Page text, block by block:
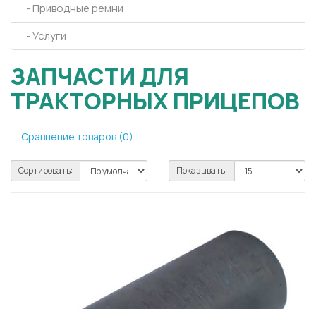
- Приводные ремни
- Услуги
ЗАПЧАСТИ ДЛЯ
ТРАКТОРНЫХ ПРИЦЕПОВ
Сравнение товаров (0)
Сортировать: Показывать: